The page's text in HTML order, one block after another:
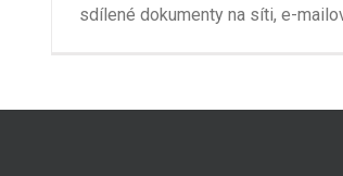
sdílené dokumenty na síti, e-